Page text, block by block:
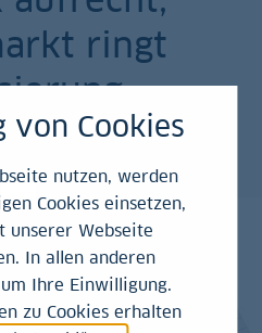
ringt
von Cookies
nutzen, werden
Cookies einsetzen,
unserer Webseite
In allen anderen
Ihre Einwilligung.
zu Cookies erhalten